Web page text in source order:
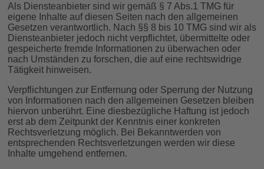
Als Diensteanbieter sind wir gemäß § 7 Abs.1 TMG für
eigene Inhalte auf diesen Seiten nach den allgemeinen
Gesetzen verantwortlich. Nach §§ 8 bis 10 TMG sind wir als
Diensteanbieter jedoch nicht verpflichtet, übermittelte oder
gespeicherte fremde Informationen zu überwachen oder
nach Umständen zu forschen, die auf eine rechtswidrige
Tätigkeit hinweisen.
Verpflichtungen zur Entfernung oder Sperrung der Nutzung
von Informationen nach den allgemeinen Gesetzen bleiben
hiervon unberührt. Eine diesbezügliche Haftung ist jedoch
erst ab dem Zeitpunkt der Kenntnis einer konkreten
Rechtsverletzung möglich. Bei Bekanntwerden von
entsprechenden Rechtsverletzungen werden wir diese
Inhalte umgehend entfernen.